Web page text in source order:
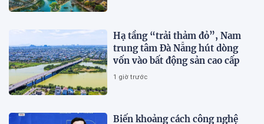
Hạ tầng “trải thảm đỏ”, Nam
trung tâm Đà Nẵng hút dòng
vốn vào bất động sản cao cấp
1 giờ trước
Biến khoảng cách công nghệ